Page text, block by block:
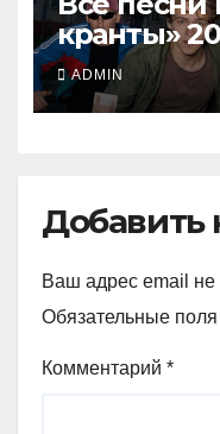
кранты»
слушать
ADMIN
Добавить
Ваш адрес email не
Обязательные
Комментарий *